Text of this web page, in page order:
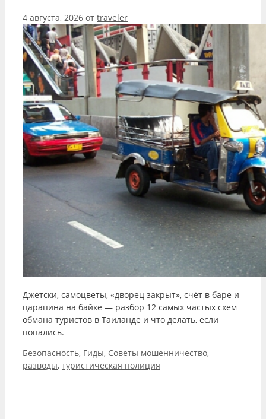
4 августа, 2026 от traveler
Джетски, самоцветы, «дворец закрыт», счёт в баре и
царапина на байке — разбор 12 самых частых схем
обмана туристов в Таиланде и что делать, если
попались.
Рубрики
Безопасность, Гиды, Советы Метки
мошенничество,
разводы, туристическая полиция